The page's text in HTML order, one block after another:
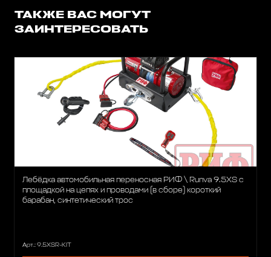
ТАКЖЕ ВАС МОГУТ
ЗАИНТЕРЕСОВАТЬ
Лебёдка автомобильная переносная РИФ \ Runva 9.5XS c
площадкой на цепях и проводами (в сборе) короткий
барабан, синтетический трос
Арт.: 9.5XSR-KIT